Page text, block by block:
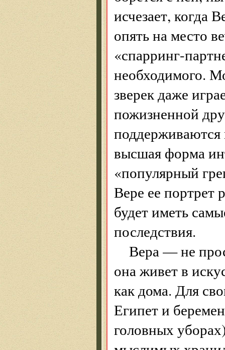
исчезает, когда
опять на место
«спарринг-
необходимого.
зверек даже
пожизненной
поддерживаются
высшая форма
«популярный
Вере ее портрет
будет иметь
последствия.
Вера — не
она живет в
как дома. Для
Египет и
головных